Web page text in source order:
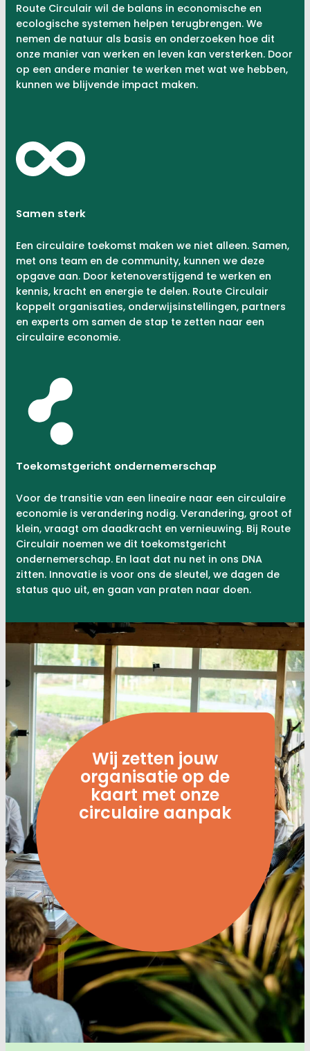
Route Circulair wil de balans in economische en
ecologische systemen helpen terugbrengen. We
nemen de natuur als basis en onderzoeken hoe dit
onze manier van werken en leven kan versterken. Door
op een andere manier te werken met wat we hebben,
kunnen we blijvende impact maken.
Samen sterk
Een circulaire toekomst maken we niet alleen. Samen,
met ons team en de community, kunnen we deze
opgave aan. Door ketenoverstijgend te werken en
kennis, kracht en energie te delen. Route Circulair
koppelt organisaties, onderwijsinstellingen, partners
en experts om samen de stap te zetten naar een
circulaire economie.
Toekomstgericht ondernemerschap
Voor de transitie van een lineaire naar een circulaire
economie is verandering nodig. Verandering, groot of
klein, vraagt om daadkracht en vernieuwing. Bij Route
Circulair noemen we dit toekomstgericht
ondernemerschap. En laat dat nu net in ons DNA
zitten. Innovatie is voor ons de sleutel, we dagen de
status quo uit, en gaan van praten naar doen.
Wij zetten jouw
organisatie op de
kaart met onze
circulaire aanpak